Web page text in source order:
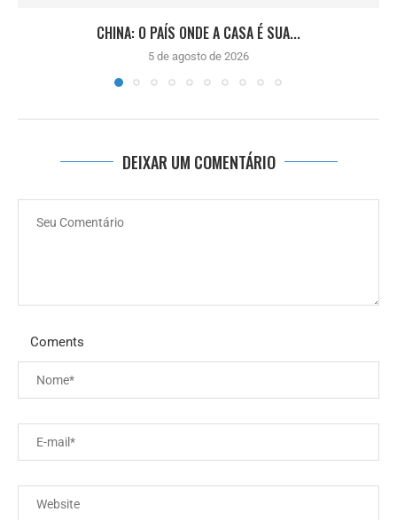
CHINA: O PAÍS ONDE A CASA É SUA...
5 de agosto de 2026
DEIXAR UM COMENTÁRIO
Coments